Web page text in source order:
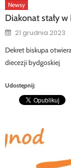
Newsy
Diakonat stały
Posted
on
21 grudnia 2023
Dekret biskupa
diecezji bydgoskiej
Udostępnij: